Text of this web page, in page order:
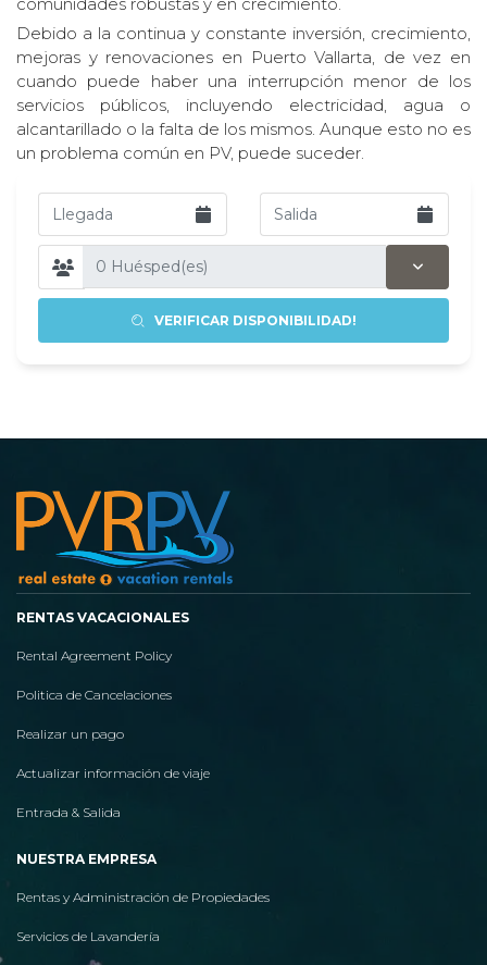
Debido a la continua y constante inversión, crecimiento,
mejoras y renovaciones en Puerto Vallarta, de vez en
cuando puede haber una interrupción menor de los
servicios públicos, incluyendo electricidad, agua o
alcantarillado o la falta de los mismos. Aunque esto no es
un problema común en PV, puede suceder.
VERIFICAR DISPONIBILIDAD!
RENTAS VACACIONALES
Rental Agreement Policy
Politica de Cancelaciones
Realizar un pago
Actualizar información de viaje
Entrada & Salida
NUESTRA EMPRESA
Rentas y Administración de Propiedades
Servicios de Lavandería